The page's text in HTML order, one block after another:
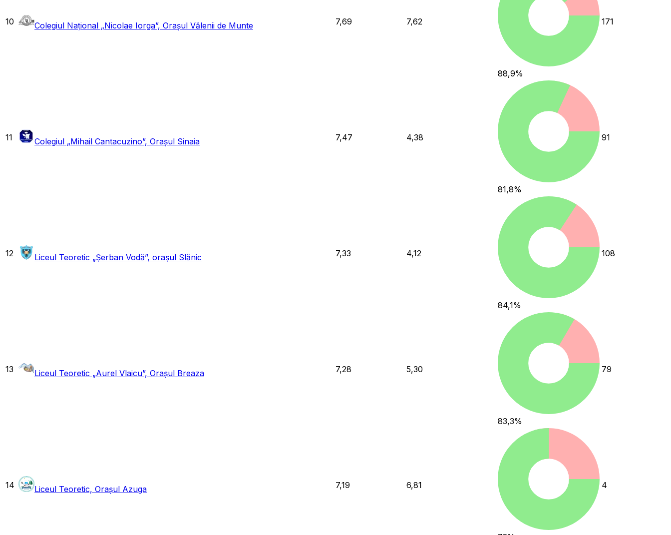
10 Colegiul Național „Nicolae Iorga”, Orașul Vălenii de Munte 7,69 7,62
88,9%
171
11 Colegiul „Mihail Cantacuzino”, Orașul Sinaia 7,47 4,38
81,8%
91
12 Liceul Teoretic „Șerban Vodă”, orașul Slănic 7,33 4,12
84,1%
108
13 Liceul Teoretic „Aurel Vlaicu”, Orașul Breaza 7,28 5,30
83,3%
79
14 Liceul Teoretic, Orașul Azuga 7,19 6,81 4